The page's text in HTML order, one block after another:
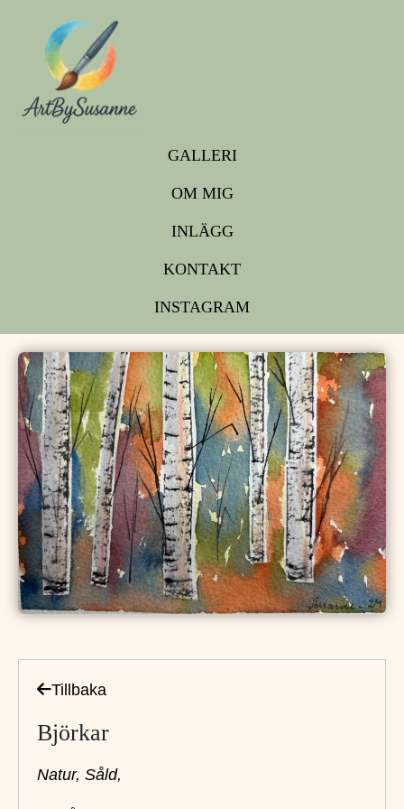
GALLERI
OM MIG
INLÄGG
KONTAKT
INSTAGRAM
Tillbaka
Björkar
Natur, Såld,